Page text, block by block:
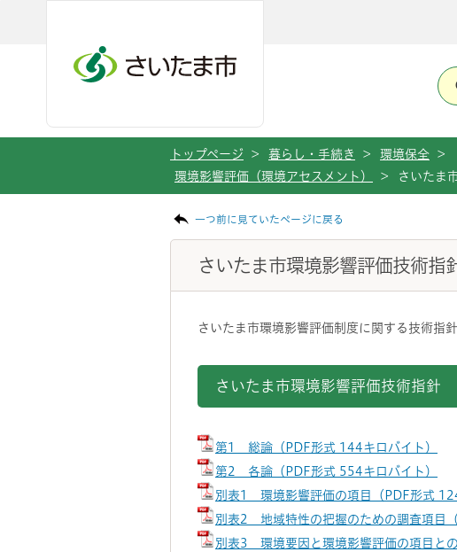
トップページ > 暮らし・手続き > 環境保全
>
環境影響評価（環境アセスメント）
> さいたま
一つ前に見ていたページに戻る
さいたま市環境影響評価技術指
さいたま市環境影響評価制度に関する技術指
さいたま市環境影響評価技術指針
第1 総論（PDF形式 144キロバイト）
第2 各論（PDF形式 554キロバイト）
別表1 環境影響評価の項目（PDF形式
別表2 地域特性の把握のための調査項目
別表3 環境要因と環境影響評価の項目と